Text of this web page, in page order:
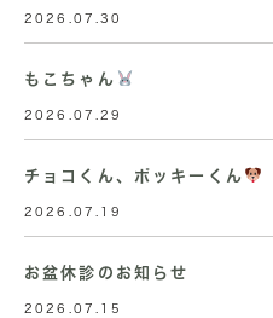
2026.07.30
もこちゃん
2026.07.29
チョコくん、ポッキーくん
2026.07.19
お盆休診のお知らせ
2026.07.15